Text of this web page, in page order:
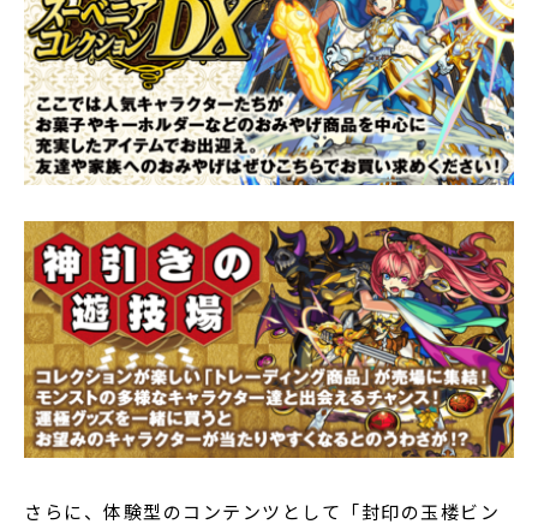
さらに、体験型のコンテンツとして「封印の玉楼ビン